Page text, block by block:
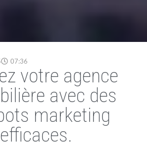
07:36
votre agence
avec des
marketing
efficaces.